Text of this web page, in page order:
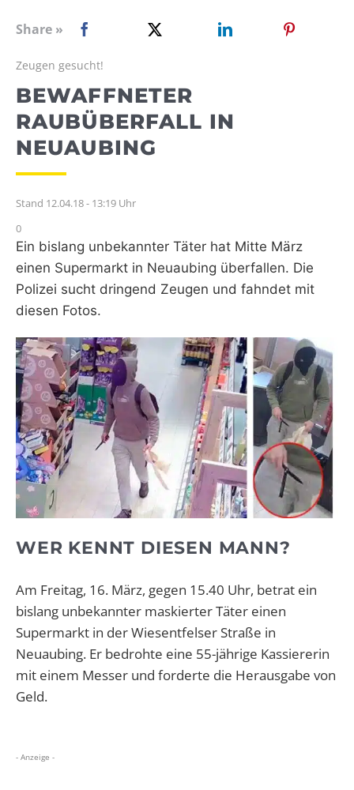
WEBRADIO
Share »
Zeugen gesucht!
BEWAFFNETER
RAUBÜBERFALL IN
NEUAUBING
Stand 12.04.18 - 13:19 Uhr
0
Ein bislang unbekannter Täter hat Mitte März
einen Supermarkt in Neuaubing überfallen. Die
Polizei sucht dringend Zeugen und fahndet mit
diesen Fotos.
WER KENNT DIESEN MANN?
Am Freitag, 16. März, gegen 15.40 Uhr, betrat ein
bislang unbekannter maskierter Täter einen
Supermarkt in der Wiesentfelser Straße in
Neuaubing. Er bedrohte eine 55-jährige Kassiererin
mit einem Messer und forderte die Herausgabe von
Geld.
- Anzeige -